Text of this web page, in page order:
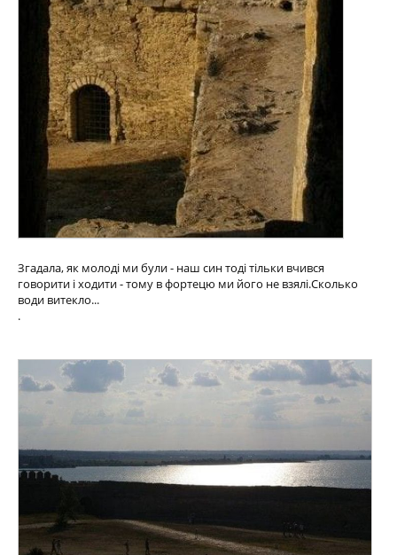
Згадала, як молоді ми були - наш син тоді тільки вчився
говорити і ходити - тому в фортецю ми його не взялі.Сколько
води витекло...
.